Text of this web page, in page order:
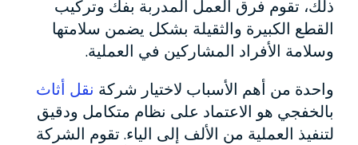
ذلك، تقوم فرق العمل المدربة بفك وتركيب
القطع الكبيرة والثقيلة بشكل يضمن سلامتها
وسلامة الأفراد المشاركين في العملية.
واحدة من أهم الأسباب لاختيار شركة نقل أثاث
بالخفجي هو الاعتماد على نظام متكامل ودقيق
لتنفيذ العملية من الألف إلى الياء. تقوم الشركة